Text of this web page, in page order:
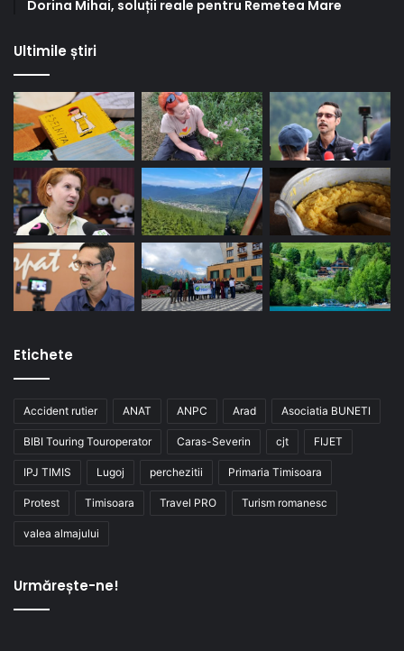
Dorina Mihai, soluții reale pentru Remetea Mare
Ultimile știri
Etichete
Accident rutier ANAT ANPC Arad Asociatia BUNETI
BIBI Touring Touroperator Caras-Severin cjt FIJET
IPJ TIMIS Lugoj perchezitii Primaria Timisoara
Protest Timisoara Travel PRO Turism romanesc
valea almajului
Urmărește-ne!